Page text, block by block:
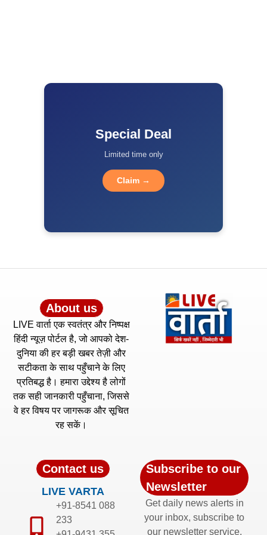
Special Deal
Limited time only
Claim →
About us
LIVE वार्ता एक स्वतंत्र और निष्पक्ष
हिंदी न्यूज़ पोर्टल है, जो आपको देश-
दुनिया की हर बड़ी खबर तेज़ी और
सटीकता के साथ पहुँचाने के लिए
प्रतिबद्ध है। हमारा उद्देश्य है लोगों
तक सही जानकारी पहुँचाना, जिससे
वे हर विषय पर जागरूक और सूचित
रह सकें।
Contact us
LIVE VARTA
+91-8541 088
233
Subscribe to our
Newsletter
Get daily news alerts in
your inbox, subscribe to
our newsletter service.